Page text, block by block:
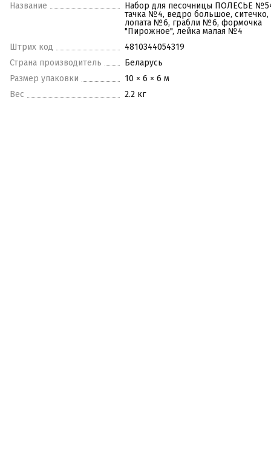
Название
Набор для песочницы ПОЛЕСЬЕ
тачка №4, ведро большое, ситечко,
лопата №6, грабли №6, формочка
"Пирожное", лейка малая №4
Штрих код
4810344054319
Страна производитель
Беларусь
Размер упаковки
10 × 6 × 6 м
Вес
2.2 кг